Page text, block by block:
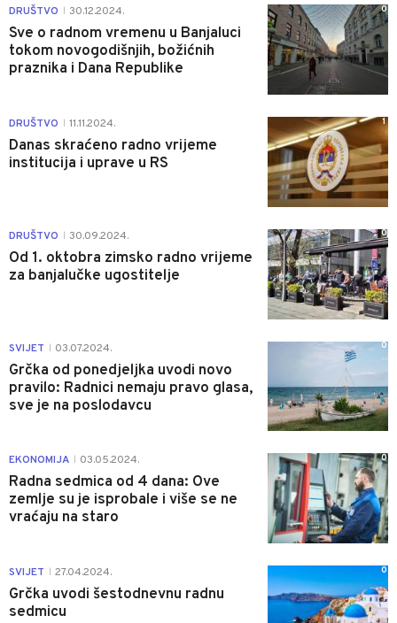
DRUŠTVO 30.12.2024.
Sve o radnom vremenu u Banjaluci
tokom novogodišnjih, božićnih
praznika i Dana Republike
0
DRUŠTVO 11.11.2024.
Danas skraćeno radno vrijeme
institucija i uprave u RS
1
DRUŠTVO 30.09.2024.
Od 1. oktobra zimsko radno vrijeme
za banjalučke ugostitelje
0
SVIJET 03.07.2024.
Grčka od ponedjeljka uvodi novo
pravilo: Radnici nemaju pravo glasa,
sve je na poslodavcu
0
EKONOMIJA 03.05.2024.
Radna sedmica od 4 dana: Ove
zemlje su je isprobale i više se ne
vraćaju na staro
0
SVIJET 27.04.2024.
Grčka uvodi šestodnevnu radnu
sedmicu
0